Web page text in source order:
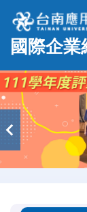
跳
到
主
內
容
區
國際企